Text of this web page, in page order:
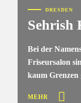
DRESDEN
Sehrish
Bei der
Friseursalon
kaum Grenzen
MEHR